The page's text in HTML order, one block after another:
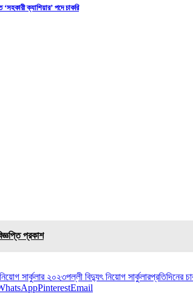
‘সহকারী ক্যাশিয়ার’ পদে চাকরি
প্রকাশ
সার্কুলার ২০২৩পল্লী বিদ্যুৎ নিয়োগ সার্কুলারপ্রতিদিনের
PinterestEmail